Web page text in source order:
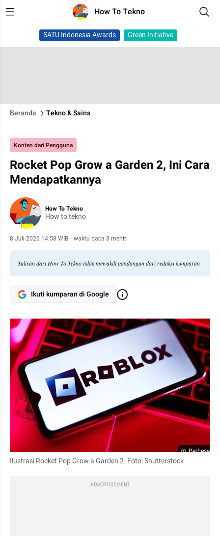
How To Tekno
SATU Indonesia Awards Green Initiative
Beranda Tekno & Sains
Konten dari Pengguna
Rocket Pop Grow a Garden 2, Ini Cara
Mendapatkannya
How To Tekno
How to tekno
8 Juli 2026 14:58 WIB · waktu baca 3 menit
Tulisan dari How To Tekno tidak mewakili pandangan dari redaksi kumparan
Ikuti kumparan di Google
Perbesar
Ilustrasi Rocket Pop Grow a Garden 2. Foto: Shutterstock
ADVERTISEMENT